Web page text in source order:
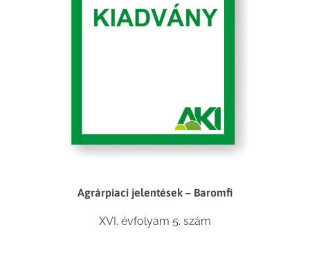
Agrárpiaci jelentések – Baromfi
XVI. évfolyam 5. szám